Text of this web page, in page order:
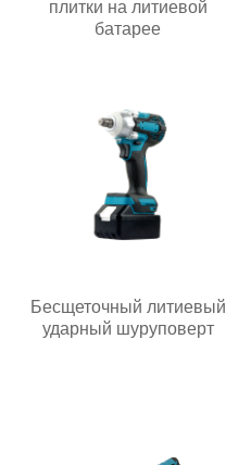
плитки на литиевой
батарее
Бесщеточный литиевый
ударный шуруповерт